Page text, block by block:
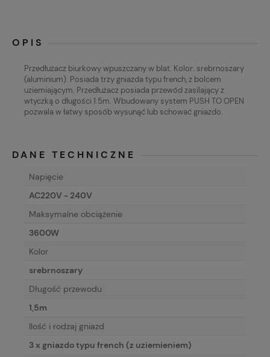
OPIS
Przedłużacz biurkowy wpuszczany w blat. Kolor: srebrnoszary
(aluminium). Posiada trzy gniazda typu french, z bolcem
uziemiającym. Przedłużacz posiada przewód zasilający z
wtyczką o długości 1.5m. Wbudowany system PUSH TO OPEN
pozwala w łatwy sposób wysunąć lub schować gniazdo.
DANE TECHNICZNE
Napięcie
AC220V - 240V
Maksymalne obciążenie
3600W
Kolor
srebrnoszary
Długość przewodu
1,5m
Ilość i rodzaj gniazd
3 x gniazdo typu french (z uziemieniem)